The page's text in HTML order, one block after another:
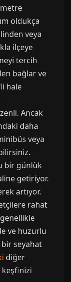
oldukça
veya
ilçeye
tercih
bağlar ve
hale
Ancak
daha
veya
bir günlük
getiriyor.
artıyor.
rahat
ve huzurlu
bir seyahat
diğer
keşfinizi